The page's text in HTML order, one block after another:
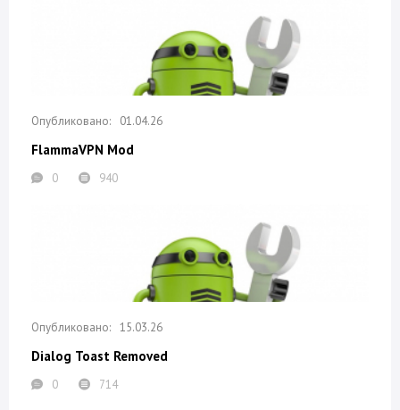
01.04.26
FlammaVPN Mod
0 940
15.03.26
Dialog Toast Removed
0 714